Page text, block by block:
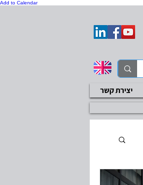
Add to Calendar
יצירת קשר